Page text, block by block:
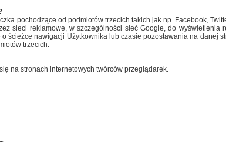
pochodzące od podmiotów trzecich takich jak np. Facebook,
sieci reklamowe, w szczególności sieć Google, do
ścieżce nawigacji Użytkownika lub czasie pozostawania na danej
trzecich.
na stronach internetowych twórców przeglądarek.